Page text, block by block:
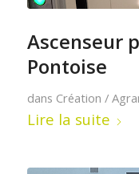
Ascenseur
Pontoise
dans Création /
Lire la suite